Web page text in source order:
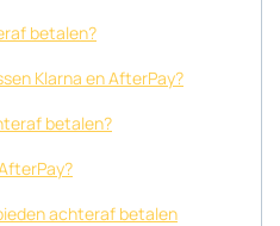
betalen?
Klarna en AfterPay?
betalen?
achteraf betalen